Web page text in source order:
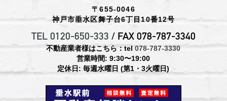
〒655-0046
神戸市垂水区舞子台6丁目10番12号
TEL 0120-650-333 / FAX 078-787-3340
不動産業者様はこちら：tel078-787-3330
営業時間: 9:30〜19:00
定休日: 毎週水曜日 (第1・3火曜日)